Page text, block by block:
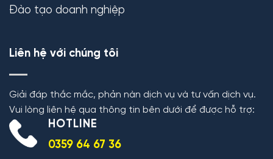
Đào tạo doanh nghiệp
Liên hệ với chúng tôi
Giải đáp thắc mắc, phản nàn dịch vụ và tư vấn dịch vụ.
Vui lòng liên hệ qua thông tin bên dưới để được hỗ trợ:
HOTLINE
0359 64 67 36